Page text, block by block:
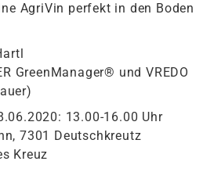
AgriVin perfekt in den Boden
GreenManager® und VREDO
13.00-16.00 Uhr
7301 Deutschkreutz
Kreuz